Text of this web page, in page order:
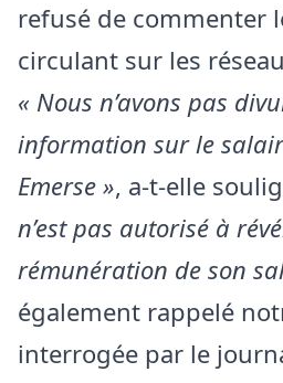
refusé de commenter
circulant sur les
« Nous n’avons pas
information sur le
Emerse », a-t-elle
n’est pas autorisé à
rémunération de son
également rappelé
interrogée par le